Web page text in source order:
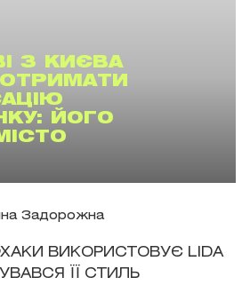
З КИЄВА
ЙОГО
Задорожна
ВИКОРИСТОВУЄ LIDA
ЇЇ СТИЛЬ